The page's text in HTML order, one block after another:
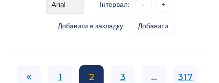
Інтервал: - +
Добавити в закладку: Добавити
1 2 3 ... 317